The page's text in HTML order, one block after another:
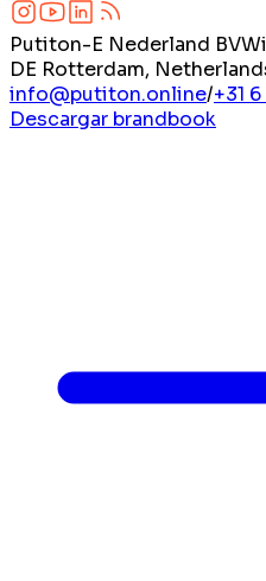
Putiton-E Nederland BV
DE Rotterdam,
info@putiton.online/+31
Descargar brandbook